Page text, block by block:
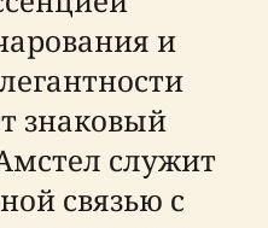
и
знаковый
служит
связью с